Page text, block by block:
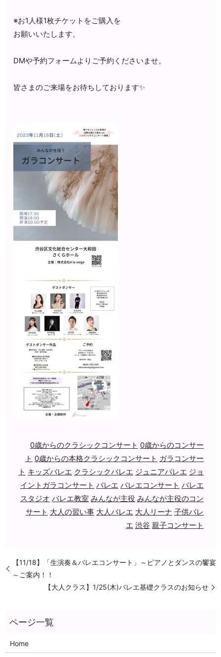
※お1人様1枚チケットをご購入を
お願いいたします。
DMや予約フォームよりご予約くださいませ。
皆さまのご来場をお待ちしております✨
0歳からのクラシックコンサート 0歳からのコンサー
ト 0歳からの本格クラシックコンサート ガラコンサー
ト キッズバレエ クラシックバレエ ジュニアバレエ ジョ
イントガラコンサート バレエ バレエコンサート バレエ
スタジオ バレエ教室 みんなが主役 みんなが主役のコン
サート 大人の習い事 大人バレエ 大人リーナ 子供バレ
エ 渋谷 親子コンサート
【11/18】「生演奏＆バレエコンサート」～ピアノとダンスの饗宴
～ご案内！！
【大人クラス】1/25(木)バレエ基礎クラスのお知らせ
Home